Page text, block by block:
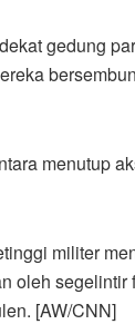
gedung
menutup
militer
oleh segelintir
[AW/CNN]